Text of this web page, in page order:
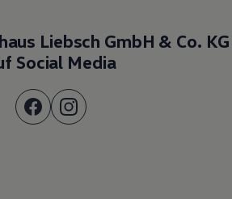
Liebsch GmbH & Co. KG
Social Media